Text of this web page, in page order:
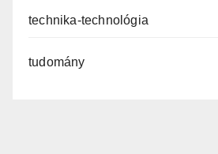
technika-technológia
tudomány